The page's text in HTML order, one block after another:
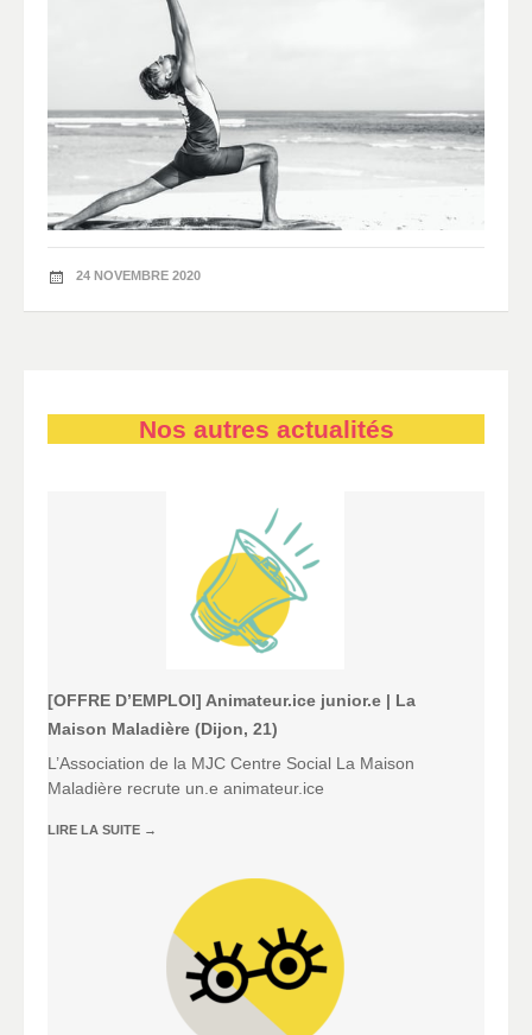
24 NOVEMBRE 2020
Nos autres actualités
[OFFRE D’EMPLOI] Animateur.ice junior.e | La
Maison Maladière (Dijon, 21)
L’Association de la MJC Centre Social La Maison
Maladière recrute un.e animateur.ice
LIRE LA SUITE →